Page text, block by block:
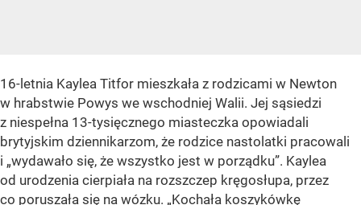
16-letnia Kaylea Titfor mieszkała z rodzicami w Newton
w hrabstwie Powys we wschodniej Walii. Jej sąsiedzi
z niespełna 13-tysięcznego miasteczka opowiadali
brytyjskim dziennikarzom, że rodzice nastolatki pracowali
i „wydawało się, że wszystko jest w porządku”. Kaylea
od urodzenia cierpiała na rozszczep kręgosłupa, przez
co poruszała się na wózku. „Kochała koszykówkę